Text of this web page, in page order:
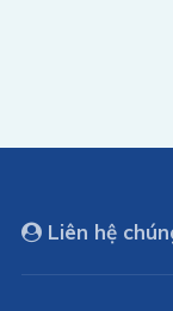
Liên hệ